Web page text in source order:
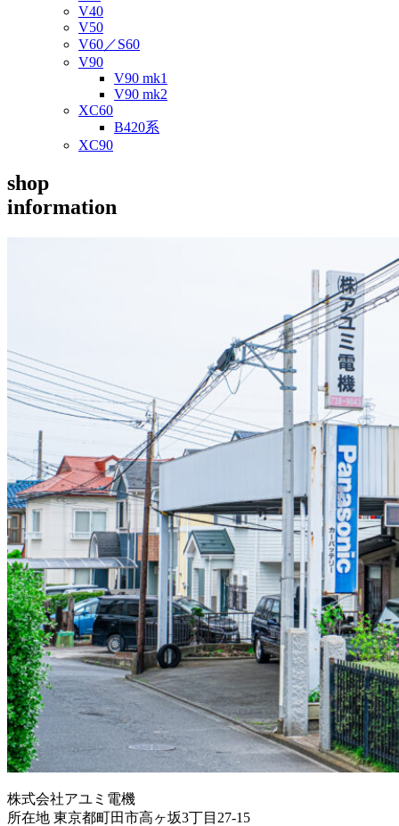
V40
V50
V60／S60
V90
V90 mk1
V90 mk2
XC60
B420系
XC90
shop
information
株式会社アユミ電機
所在地 東京都町田市高ヶ坂3丁目27‐15